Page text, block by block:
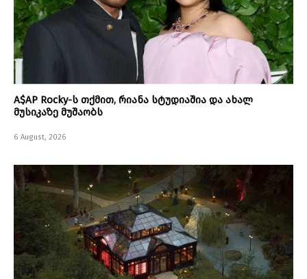
A$AP Rocky-ს თქმით, რიანა სტუდიაშია და ახალ
მუსიკაზე მუშაობს
6 August, 2026